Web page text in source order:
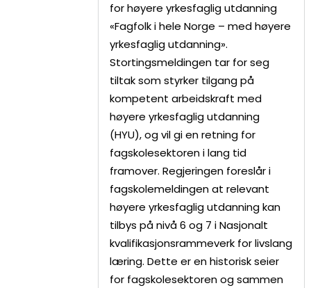
for høyere yrkesfaglig utdanning
«Fagfolk i hele Norge – med høyere
yrkesfaglig utdanning».
Stortingsmeldingen tar for seg
tiltak som styrker tilgang på
kompetent arbeidskraft med
høyere yrkesfaglig utdanning
(HYU), og vil gi en retning for
fagskolesektoren i lang tid
framover. Regjeringen foreslår i
fagskolemeldingen at relevant
høyere yrkesfaglig utdanning kan
tilbys på nivå 6 og 7 i Nasjonalt
kvalifikasjonsrammeverk for livslang
læring. Dette er en historisk seier
for fagskolesektoren og sammen